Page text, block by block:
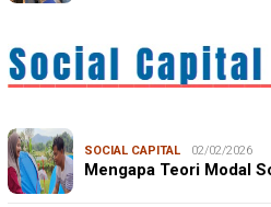
SOCIAL CAPITAL 02/02/2026
Mengapa Teori Modal